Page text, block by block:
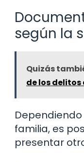
según la
Quizás
de los delitos
familia, es
presentar